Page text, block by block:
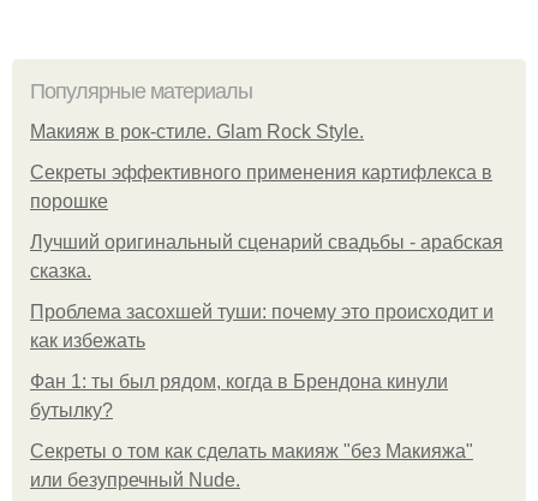
Популярные материалы
Макияж в рок-стиле. Glam Rock Style.
Секреты эффективного применения картифлекса в
порошке
Лучший оригинальный сценарий свадьбы - арабская
сказка.
Проблема засохшей туши: почему это происходит и
как избежать
Фан 1: ты был рядом, когда в Брендона кинули
бутылку?
Секреты о том как сделать макияж "без Макияжа"
или безупречный Nude.